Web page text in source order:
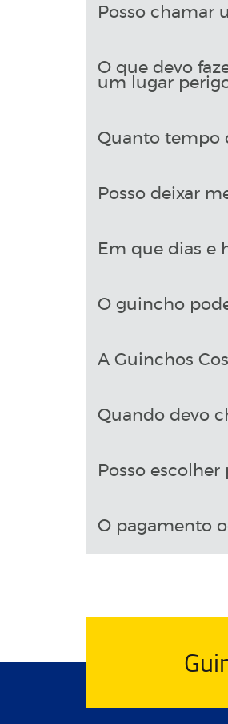
Posso chamar
O que devo
um lugar
Quanto tempo
Posso deixar
Em que dias e
O guincho
A Guinchos
Quando devo
Posso
O pagamento